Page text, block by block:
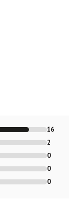
16
2
0
0
0